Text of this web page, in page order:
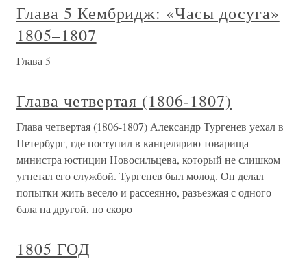
Глава 5 Кембридж: «Часы досуга»
1805–1807
Глава 5
Глава четвертая (1806-1807)
Глава четвертая (1806-1807) Александр Тургенев уехал в
Петербург, где поступил в канцелярию товарища
министра юстиции Новосильцева, который не слишком
угнетал его службой. Тургенев был молод. Он делал
попытки жить весело и рассеянно, разъезжая с одного
бала на другой, но скоро
1805 ГОД